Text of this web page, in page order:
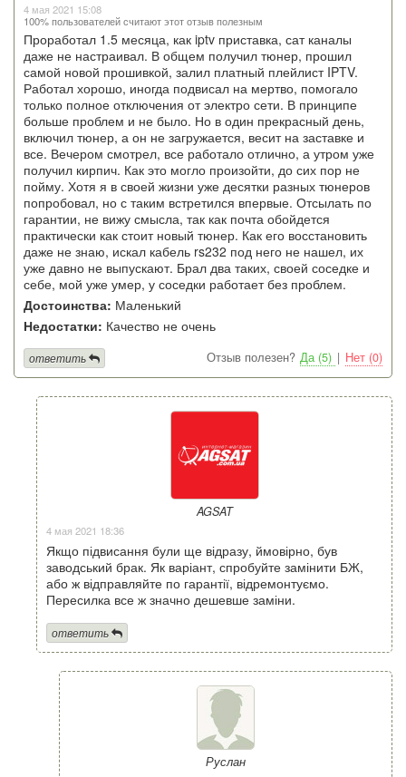
4 мая 2021 15:08
100% пользователей считают этот отзыв полезным
Проработал 1.5 месяца, как iptv приставка, сат каналы
даже не настраивал. В общем получил тюнер, прошил
самой новой прошивкой, залил платный плейлист IPTV.
Работал хорошо, иногда подвисал на мертво, помогало
только полное отключения от электро сети. В принципе
больше проблем и не было. Но в один прекрасный день,
включил тюнер, а он не загружается, весит на заставке и
все. Вечером смотрел, все работало отлично, а утром уже
получил кирпич. Как это могло произойти, до сих пор не
пойму. Хотя я в своей жизни уже десятки разных тюнеров
попробовал, но с таким встретился впервые. Отсылать по
гарантии, не вижу смысла, так как почта обойдется
практически как стоит новый тюнер. Как его восстановить
даже не знаю, искал кабель rs232 под него не нашел, их
уже давно не выпускают. Брал два таких, своей соседке и
себе, мой уже умер, у соседки работает без проблем.
Достоинства: Маленький
Недостатки: Качество не очень
Отзыв полезен? Да (5) | Нет (0)
ответить
AGSAT
4 мая 2021 18:36
Якщо підвисання були ще відразу, ймовірно, був
заводський брак. Як варіант, спробуйте замінити БЖ,
або ж відправляйте по гарантії, відремонтуємо.
Пересилка все ж значно дешевше заміни.
ответить
Руслан